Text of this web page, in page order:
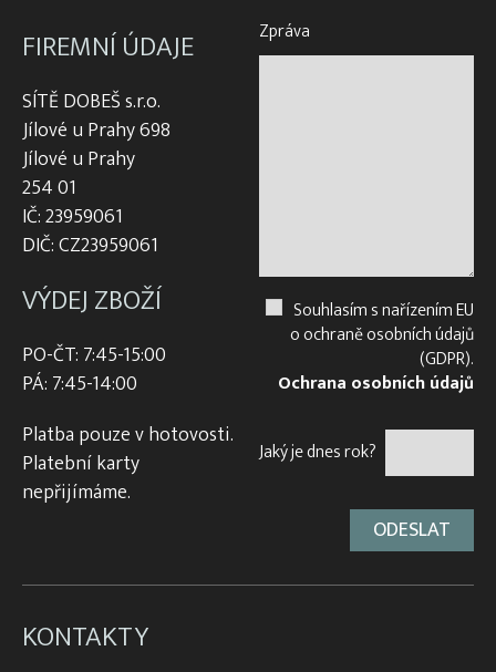
FIREMNÍ ÚDAJE
SÍTĚ DOBEŠ s.r.o.
Jílové u Prahy 698
Jílové u Prahy
254 01
IČ: 23959061
DIČ: CZ23959061
VÝDEJ ZBOŽÍ
PO-ČT: 7:45-15:00
PÁ: 7:45-14:00
Platba pouze v hotovosti.
Platební karty
nepřijímáme.
Zpráva
Souhlasím s nařízením EU
o ochraně osobních údajů
(GDPR).
Ochrana osobních údajů
Jaký je dnes rok?
KONTAKTY